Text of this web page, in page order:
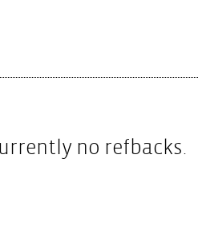
no refbacks.